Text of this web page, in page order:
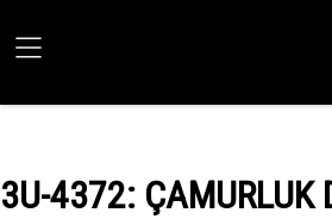
3U-4372: ÇAMURLUK